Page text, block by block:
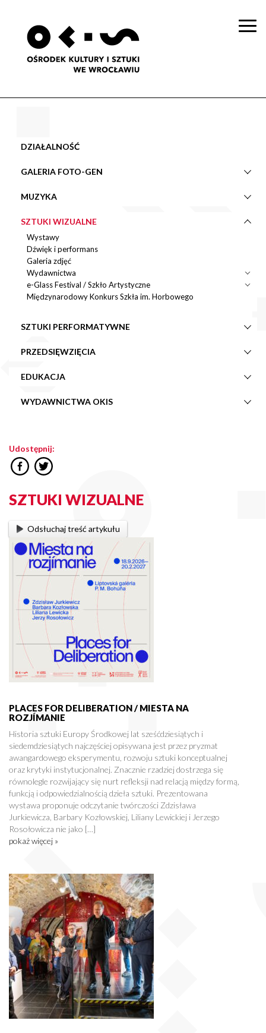
DZIAŁALNOŚĆ
GALERIA FOTO-GEN
MUZYKA
SZTUKI WIZUALNE
Wystawy
Dźwięk i performans
Galeria zdjęć
Wydawnictwa
e-Glass Festival / Szkło Artystyczne
Międzynarodowy Konkurs Szkła im. Horbowego
SZTUKI PERFORMATYWNE
PRZEDSIĘWZIĘCIA
EDUKACJA
WYDAWNICTWA OKIS
Udostępnij:
SZTUKI WIZUALNE
Odsłuchaj treść artykułu
PLACES FOR DELIBERATION / MIESTA NA
ROZJÍMANIE
Historia sztuki Europy Środkowej lat sześćdziesiątych i
siedemdziesiątych najczęściej opisywana jest przez pryzmat
awangardowego eksperymentu, rozwoju sztuki konceptualnej
oraz krytyki instytucjonalnej. Znacznie rzadziej dostrzega się
równolegle rozwijający się nurt refleksji nad relacją między formą,
funkcją i odpowiedzialnością dzieła sztuki. Prezentowana
wystawa proponuje odczytanie twórczości Zdzisława
Jurkiewicza, Barbary Kozłowskiej, Liliany Lewickiej i Jerzego
Rosołowicza nie jako […]
pokaż więcej »